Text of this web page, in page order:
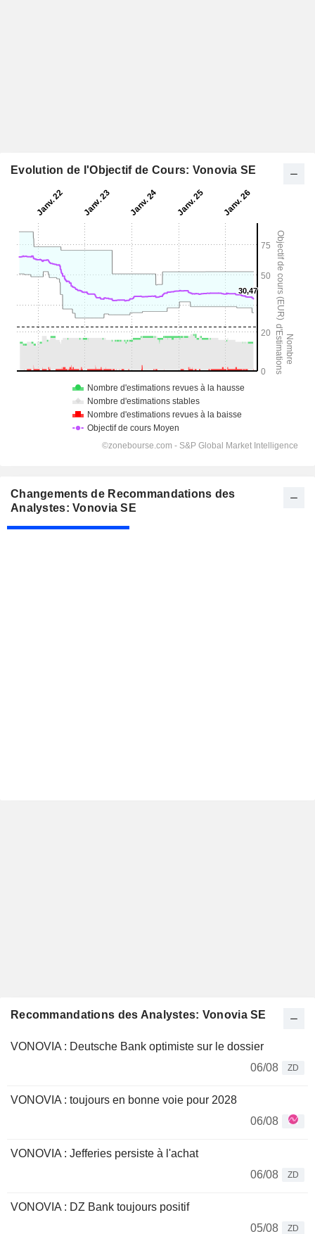
Evolution de l'Objectif de Cours: Vonovia SE
Changements de Recommandations des
Analystes: Vonovia SE
Recommandations des Analystes: Vonovia SE
VONOVIA : Deutsche Bank optimiste sur le dossier
06/08
ZD
VONOVIA : toujours en bonne voie pour 2028
06/08
VONOVIA : Jefferies persiste à l'achat
06/08
ZD
VONOVIA : DZ Bank toujours positif
05/08
ZD